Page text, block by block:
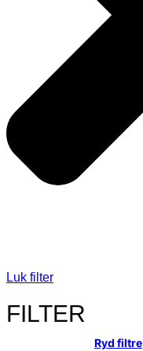
Luk filter
FILTER
Ryd filtre